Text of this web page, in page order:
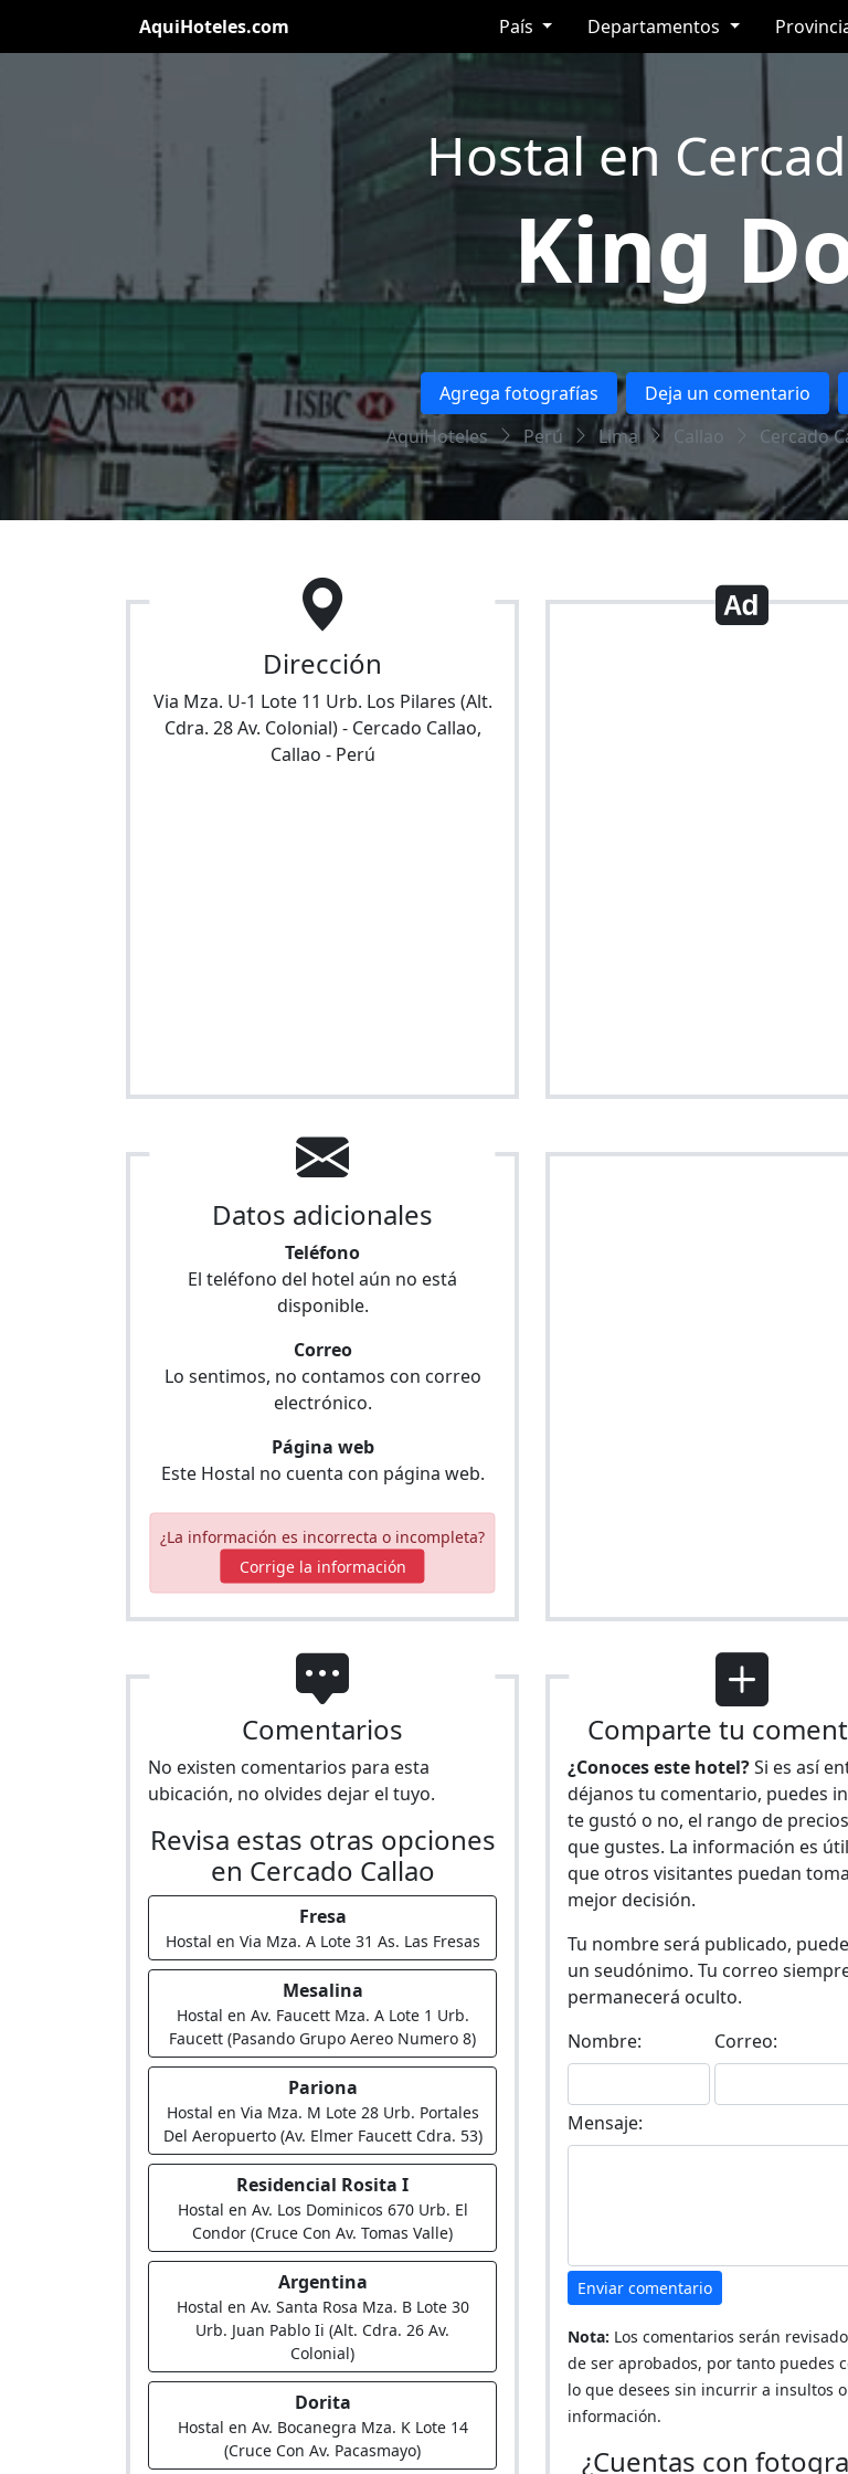
AquiHoteles.com País Departamentos
Hostal en
King
Agrega fotografías Deja un comentario
AquiHoteles
Perú Lima Callao Cercado
Dirección
Via Mza. U-1 Lote 11 Urb. Los Pilares (Alt.
Cdra. 28 Av. Colonial)- Cercado Callao,
Callao - Perú
Datos adicionales
Teléfono
El teléfono del hotel aún no está
disponible.
Correo
Lo sentimos, no contamos con correo
electrónico.
Página web
Este Hostal no cuenta con página web.
¿La información es incorrecta o incompleta?
Corrige la información
Comentarios
No existen comentarios para esta
ubicación, no olvides dejar el tuyo.
Revisa estas otras opciones
en Cercado Callao
Fresa
Hostal en Via Mza. A Lote 31 As. Las Fresas
Mesalina
Hostal en Av. Faucett Mza. A Lote 1 Urb.
Faucett (Pasando Grupo Aereo Numero 8)
Pariona
Hostal en Via Mza. M Lote 28 Urb. Portales
Del Aeropuerto (Av. Elmer Faucett Cdra. 53)
Residencial Rosita I
Hostal en Av. Los Dominicos 670 Urb. El
Condor (Cruce Con Av. Tomas Valle)
Argentina
Hostal en Av. Santa Rosa Mza. B Lote 30
Urb. Juan Pablo Ii (Alt. Cdra. 26 Av.
Colonial)
Dorita
Hostal en Av. Bocanegra Mza. K Lote 14
(Cruce Con Av. Pacasmayo)
Comparte tu
¿Conoces este hotel?Si es así
déjanos tu comentario, puedes
te gustó o no, el rango de
que gustes. La información es
que otros visitantes puedan
mejor decisión.
Tu nombre será publicado,
un seudónimo. Tu correo
permanecerá oculto.
Nombre:
Correo:
Mensaje:
Enviar comentario
Nota: Los comentarios serán
de ser aprobados, por tanto puedes
lo que desees sin incurrir a insultos
información.
¿Cuentas con